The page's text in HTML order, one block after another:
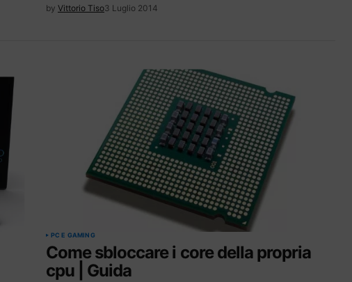
by Vittorio Tiso3 Luglio 2014
PC E GAMING
Come sbloccare i core della propria
cpu | Guida